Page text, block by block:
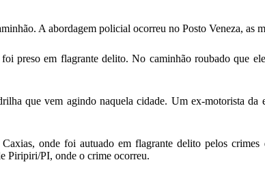
A abordagem policial ocorreu no Posto Veneza, as
preso em flagrante delito. No caminhão roubado que
que vem agindo naquela cidade. Um ex-motorista da
onde foi autuado em flagrante delito pelos
Piripiri/PI, onde o crime ocorreu.